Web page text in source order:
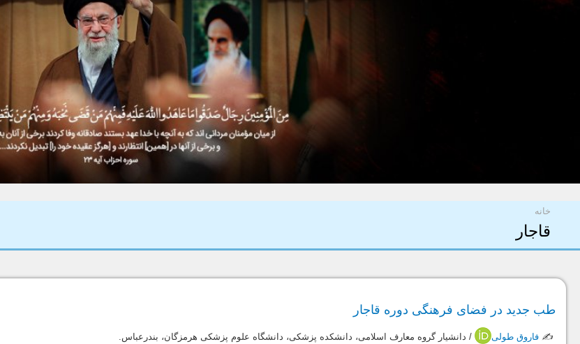
شما اینجا هستید
خانه
قاجار
طب جدید در فضای فرهنگی دوره قاجار
✍️ فاروق طولی / دانشیار گروه معارف اسلامی، دانشکده پزشکی، دانشگاه علوم پزشکی هرمزگان، بندرعباس.